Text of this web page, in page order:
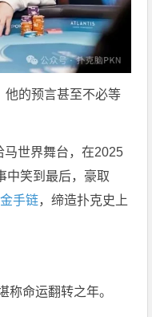
他的预言甚至不必等
马世界舞台，在2025
中笑到最后，豪取
手链，缔造扑克史上
称命运翻转之年。